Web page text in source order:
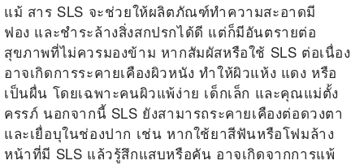
แม้ สาร SLS จะช่วยให้ผลิตภัณฑ์ทำความสะอาดมี
ฟอง และชำระล้างสิ่งสกปรกได้ดี แต่ก็มีอันตรายต่อ
สุขภาพที่ไม่ควรมองข้าม หากสัมผัสหรือใช้ SLS ต่อเนื่อง
อาจเกิดการระคายเคืองผิวหนัง ทำให้ผิวแห้ง แดง หรือ
เป็นผื่น โดยเฉพาะคนผิวแพ้ง่าย เด็กเล็ก และคุณแม่ตั้ง
ครรภ์ นอกจากนี้ SLS ยังสามารถระคายเคืองต่อดวงตา
และเยื่อบุในช่องปาก เช่น หากใช้ยาสีฟันหรือโฟมล้าง
หน้าที่มี SLS แล้วรู้สึกแสบหรือคัน อาจเกิดจากการแพ้